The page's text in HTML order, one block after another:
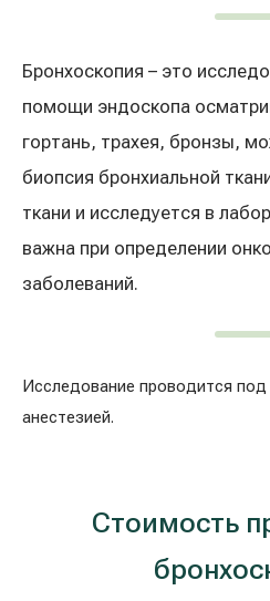
Бронхоскопия – это
помощи эндоскопа
гортань, трахея, бронзы,
биопсия бронхиальной
ткани и исследуется в
важна при определении
заболеваний.
Исследование проводится
анестезией.
Стоимость
Гастроэнтерология
Кардиология (лечение сердца
Урология
Лечение аллергий и